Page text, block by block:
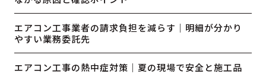
エアコン工事業者の請求負担を減らす｜明細が分かり
やすい業務委託先
エアコン工事の熱中症対策｜夏の現場で安全と施工品